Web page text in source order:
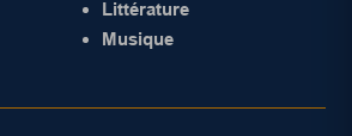
Littérature
Musique